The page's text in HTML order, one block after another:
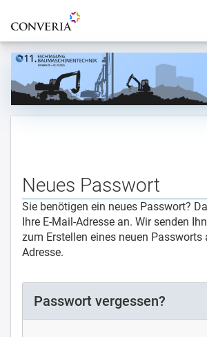
Zur Startseite
Neues Passwort
Sie benötigen ein neues Passwort?
Ihre E-Mail-Adresse an. Wir senden
zum Erstellen eines neuen Passworts
Adresse.
Passwort vergessen?